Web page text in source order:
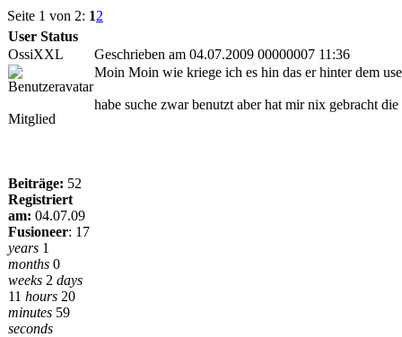
Seite 1 von 2: 12
User Status
OssiXXL
Geschrieben am 04.07.2009 00000007 11:36
Mitglied
Beiträge: 52
Registriert
am: 04.07.09
Fusioneer: 17
years 1
months 0
weeks 2 days
11 hours 20
minutes 59
seconds
Moin Moin wie kriege ich es hin das er hinter dem
habe suche zwar benutzt aber hat mir nix gebracht die